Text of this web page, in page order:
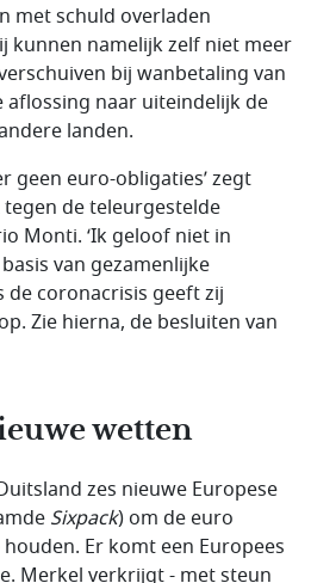
met schuld overladen
kunnen namelijk zelf niet meer
bij wanbetaling van
aflossing naar uiteindelijk de
landen.
geen euro-obligaties’ zegt
de teleurgestelde
Monti. ‘Ik geloof niet in
van gezamenlijke
de coronacrisis geeft zij
Zie hierna, de besluiten van
wetten
zes nieuwe Europese
Sixpack) om de euro
Er komt een Europees
Merkel verkrijgt - met steun